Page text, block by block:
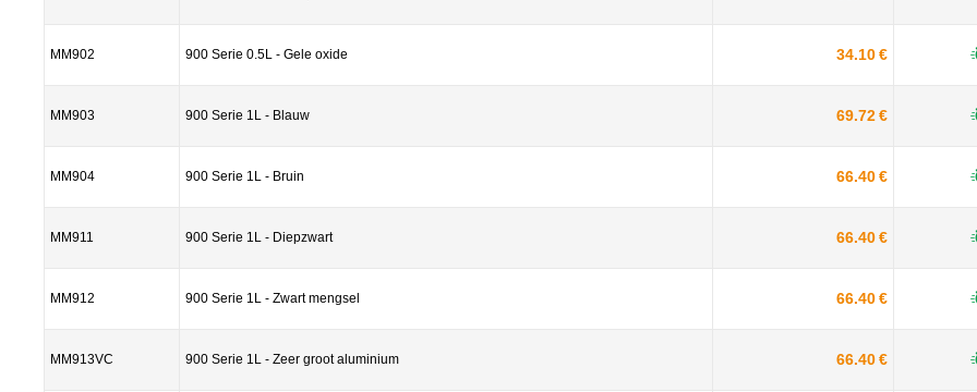
MM902 900 Serie 0.5L - Gele oxide 34.10 €
MM903 900 Serie 1L - Blauw 69.72 €
MM904 900 Serie 1L - Bruin 66.40 €
MM911 900 Serie 1L - Diepzwart 66.40 €
MM912 900 Serie 1L - Zwart mengsel 66.40 €
MM913VC 900 Serie 1L - Zeer groot aluminium 66.40 €